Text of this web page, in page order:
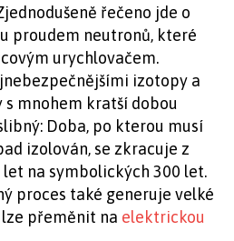
řečeno jde o
proudem neutronů, které
urychlovačem.
izotopy a
mnohem kratší dobou
Doba, po kterou musí
izolován, se zkracuje z
na symbolických 300 let.
proces také generuje velké
přeměnit na elektrickou